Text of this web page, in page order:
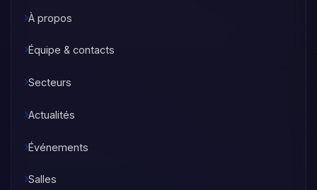
À propos
Équipe & contacts
Secteurs
Actualités
Événements
Salles